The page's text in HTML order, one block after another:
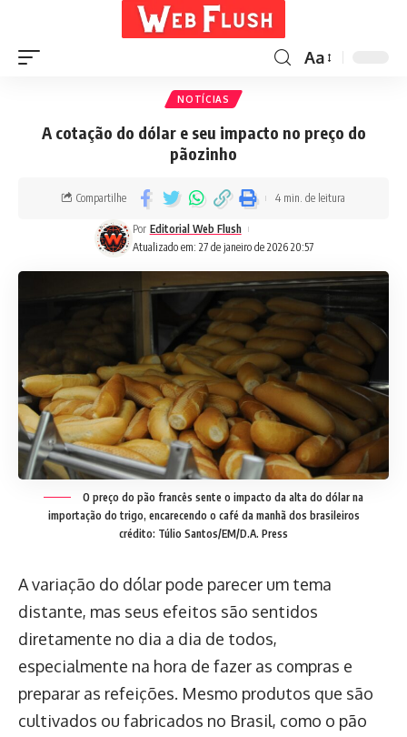
Aa
NOTÍCIAS
A cotação do dólar e seu impacto no preço do
pãozinho
Atualizado em: 27 de janeiro de 2026 20:57
Por Editorial Web Flush
Compartilhe 4 min. de leitura
O preço do pão francês sente o impacto da alta do dólar na
importação do trigo, encarecendo o café da manhã dos brasileiros
crédito: Túlio Santos/EM/D.A. Press
A variação do dólar pode parecer um tema
distante, mas seus efeitos são sentidos
diretamente no dia a dia de todos,
especialmente na hora de fazer as compras e
preparar as refeições. Mesmo produtos que são
cultivados ou fabricados no Brasil, como o pão